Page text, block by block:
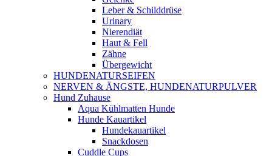
Leber & Schilddrüse
Urinary
Nierendiät
Haut & Fell
Zähne
Übergewicht
HUNDENATURSEIFEN
NERVEN & ÄNGSTE, HUNDENATURPULVER
Hund Zuhause
Aqua Kühlmatten Hunde
Hunde Kauartikel
Hundekauartikel
Snackdosen
Cuddle Cups